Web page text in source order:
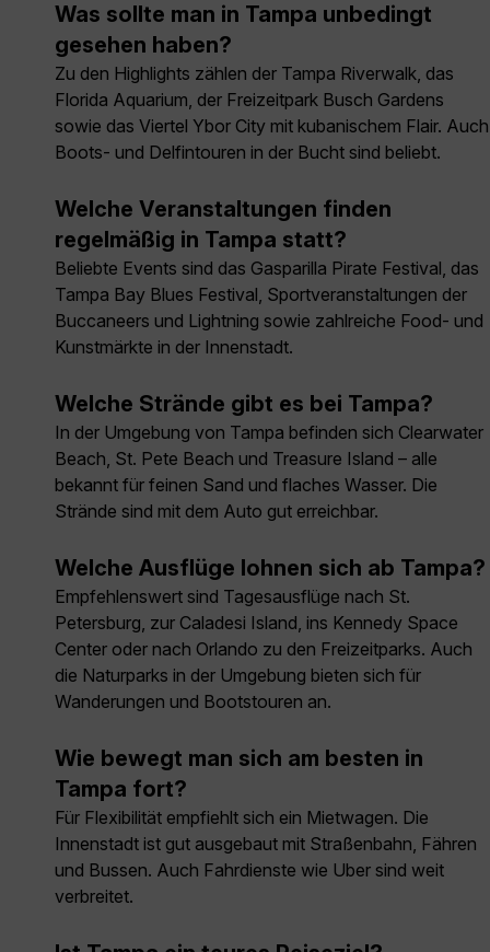
Was sollte man in Tampa unbedingt
gesehen haben?
Zu den Highlights zählen der Tampa Riverwalk, das
Florida Aquarium, der Freizeitpark Busch Gardens
sowie das Viertel Ybor City mit kubanischem Flair. Auch
Boots- und Delfintouren in der Bucht sind beliebt.
Welche Veranstaltungen finden
regelmäßig in Tampa statt?
Beliebte Events sind das Gasparilla Pirate Festival, das
Tampa Bay Blues Festival, Sportveranstaltungen der
Buccaneers und Lightning sowie zahlreiche Food- und
Kunstmärkte in der Innenstadt.
Welche Strände gibt es bei Tampa?
In der Umgebung von Tampa befinden sich Clearwater
Beach, St. Pete Beach und Treasure Island – alle
bekannt für feinen Sand und flaches Wasser. Die
Strände sind mit dem Auto gut erreichbar.
Welche Ausflüge lohnen sich ab Tampa?
Empfehlenswert sind Tagesausflüge nach St.
Petersburg, zur Caladesi Island, ins Kennedy Space
Center oder nach Orlando zu den Freizeitparks. Auch
die Naturparks in der Umgebung bieten sich für
Wanderungen und Bootstouren an.
Wie bewegt man sich am besten in
Tampa fort?
Für Flexibilität empfiehlt sich ein Mietwagen. Die
Innenstadt ist gut ausgebaut mit Straßenbahn, Fähren
und Bussen. Auch Fahrdienste wie Uber sind weit
verbreitet.